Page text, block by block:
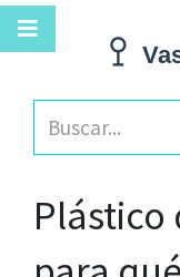
Plástico